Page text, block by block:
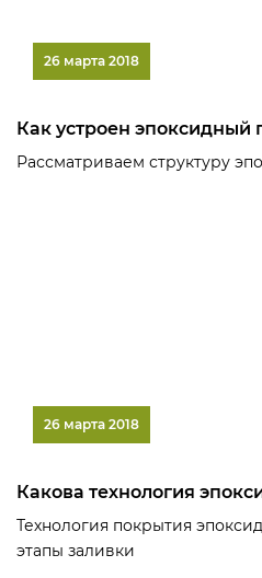
26 марта 2018
Как устроен эпоксидный
Рассматриваем структуру
26 марта 2018
Какова технология
Технология покрытия
этапы заливки